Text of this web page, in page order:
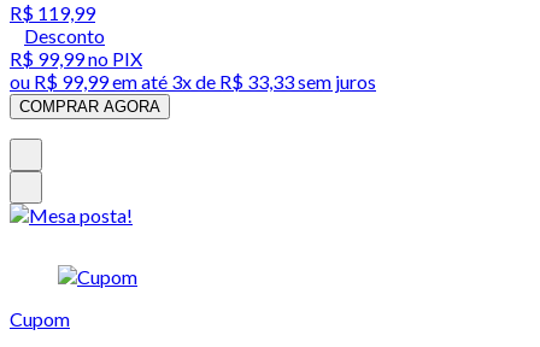
R$ 119,99
Desconto
R$ 99,99no PIX
ou R$ 99,99em até 3x de R$ 33,33 sem juros
COMPRAR AGORA
Cupom